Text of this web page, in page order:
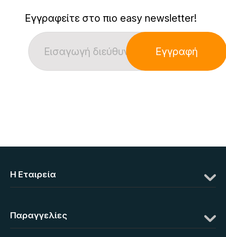
Εγγραφείτε στο πιο easy newsletter!
Εγγραφή
Η Eταιρεία
Παραγγελίες